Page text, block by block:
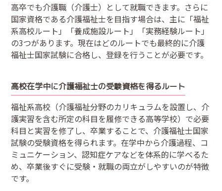
高卒でも介護職（介護士）として就職できます。さらに
国家資格である介護福祉士を目指す場合は、主に「福祉
系高校ルート」「養成施設ルート」「実務経験ルート」
の3つがあります。現在はどのルートでも最終的に介護
福祉士国家試験に合格し、登録を行うことが必要です。
高校在学中に介護福祉士の受験資格を得るルート
福祉系高校（介護福祉分野のカリキュラムを設置し、介
護実習を含む所定の科目を履修できる高等学校）で必要
科目と実習を修了し、卒業することで、介護福祉士国家
試験の受験資格を得られます。在学中から介護過程、コ
ミュニケーション、認知症ケアなどを体系的に学べるた
め、卒業後すぐに受験・就職の両立がしやすいのが特徴
です。